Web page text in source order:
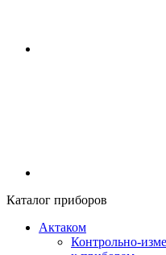
Каталог приборов
Актаком
Контрольно-